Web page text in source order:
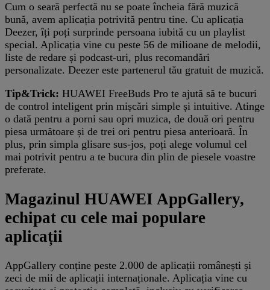
Cum o seară perfectă nu se poate încheia fără muzică
bună, avem aplicația potrivită pentru tine. Cu aplicația
Deezer, îți poți surprinde persoana iubită cu un playlist
special. Aplicația vine cu peste 56 de milioane de melodii,
liste de redare și podcast-uri, plus recomandări
personalizate. Deezer este partenerul tău gratuit de muzică.
Tip&Trick: HUAWEI FreeBuds Pro te ajută să te bucuri
de control inteligent prin mișcări simple și intuitive. Atinge
o dată pentru a porni sau opri muzica, de două ori pentru
piesa următoare și de trei ori pentru piesa anterioară. În
plus, prin simpla glisare sus-jos, poți alege volumul cel
mai potrivit pentru a te bucura din plin de piesele voastre
preferate.
Magazinul HUAWEI AppGallery,
echipat cu cele mai populare
aplicații
AppGallery conține peste 2.000 de aplicații românești și
zeci de mii de aplicații internaționale. Aplicația vine cu